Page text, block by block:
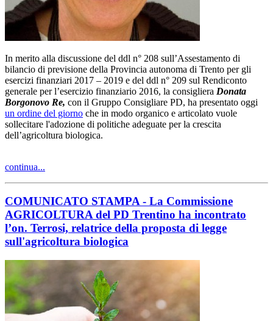
In merito alla discussione del ddl n° 208 sull’Assestamento di
bilancio di previsione della Provincia autonoma di Trento per gli
esercizi finanziari 2017 – 2019 e del ddl n° 209 sul Rendiconto
generale per l’esercizio finanziario 2016, la consigliera Donata
Borgonovo Re, con il Gruppo Consigliare PD, ha presentato oggi
un ordine del giorno che in modo organico e articolato vuole
sollecitare l'adozione di politiche adeguate per la crescita
dell’agricoltura biologica.
continua...
COMUNICATO STAMPA - La Commissione
AGRICOLTURA del PD Trentino ha incontrato
l’on. Terrosi, relatrice della proposta di legge
sull'agricoltura biologica